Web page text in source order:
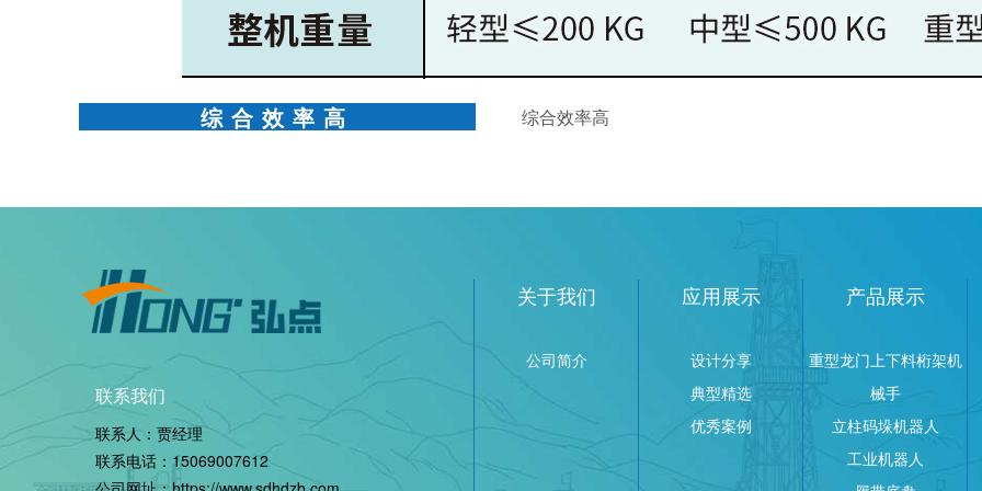
综合效率高 综合效率高
联系我们
联系人：贾经理
联系电话： 15069007612
关于我们
公司简介
应用展示
设计分享
典型精选
优秀案例
产品展示
重型龙门上下料桁架机
械手
立柱码垛机器人
工业机器人